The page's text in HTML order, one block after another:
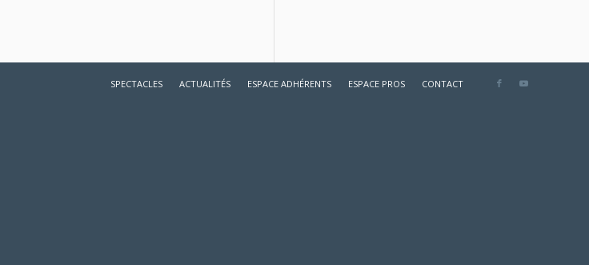
SPECTACLES ACTUALITÉS ESPACE ADHÉRENTS ESPACE PROS CONTACT